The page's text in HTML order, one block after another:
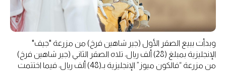
وبدأت ببيع الصقر الأول (جير شاهين فرخ) من مزرعة "جيف"
الإنجليزية بمبلغ (28) ألف ريال، تلاه الصقر الثاني (جير شاهين فرخ)
من مزرعة “فالكون ميوز” الإنجليزية بـ(48) ألف ريال، فيما اختتمت